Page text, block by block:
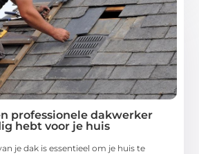
professionele dakwerker
hebt voor je huis
je dak is essentieel om je huis te